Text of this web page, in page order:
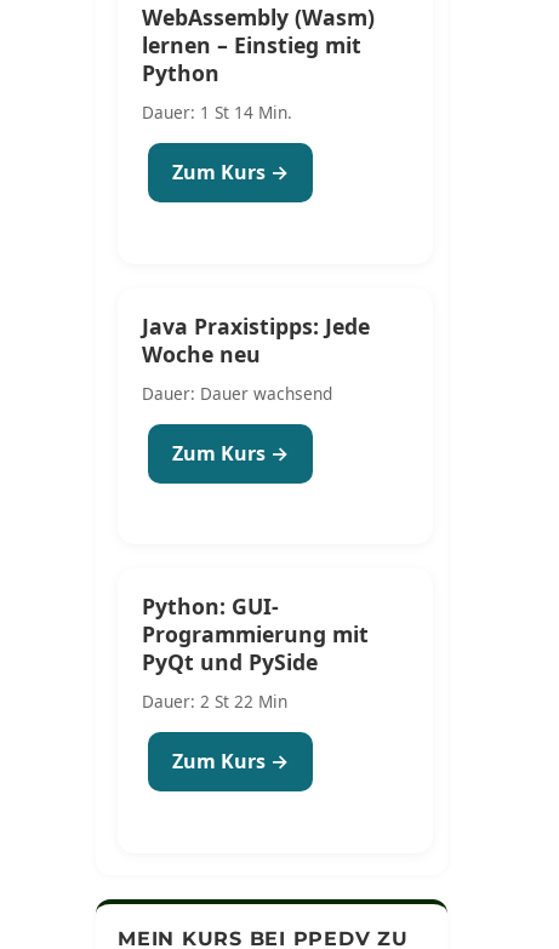
WebAssembly (Wasm)
lernen – Einstieg mit
Python
Dauer: 1 St 14 Min.
Zum Kurs →
Java Praxistipps: Jede
Woche neu
Dauer: Dauer wachsend
Zum Kurs →
Python: GUI-
Programmierung mit
PyQt und PySide
Dauer: 2 St 22 Min
Zum Kurs →
MEIN KURS BEI PPEDV ZU